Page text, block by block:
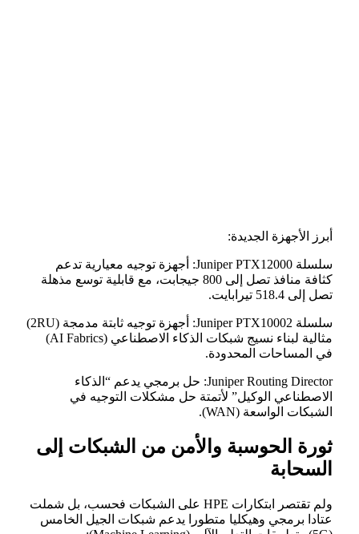
أبرز الأجهزة الجديدة:
سلسلة Juniper PTX12000: أجهزة توجيه معيارية تدعم
كثافة منافذ تصل إلى 800 جيجابت، مع قابلية توسع مذهلة
تصل إلى 518.4 تيرابايت.
سلسلة Juniper PTX10002: أجهزة توجيه ثابتة مدمجة (2RU)
مثالية لبناء نسيج شبكات الذكاء الاصطناعي (AI Fabrics)
في المساحات المحدودة.
Juniper Routing Director: حل برمجي يدعم “الذكاء
الاصطناعي الوكيل” لأتمتة حل مشكلات التوجيه في
الشبكات الواسعة (WAN).
ثورة الحوسبة والأمن من الشبكات إلى
السحابة
ولم تقتصر ابتكارات HPE على الشبكات فحسب، بل شملت
عتادا برمجي وهيكليا متطورا يدعم شبكات الجيل الخامس